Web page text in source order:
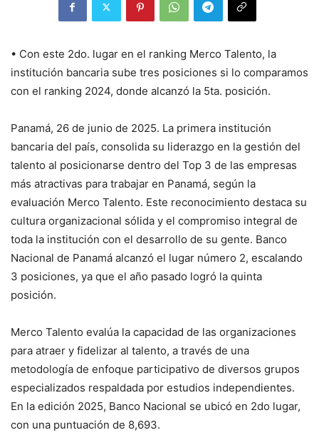
• Con este 2do. lugar en el ranking Merco Talento, la
institución bancaria sube tres posiciones si lo comparamos
con el ranking 2024, donde alcanzó la 5ta. posición.
Panamá, 26 de junio de 2025. La primera institución
bancaria del país, consolida su liderazgo en la gestión del
talento al posicionarse dentro del Top 3 de las empresas
más atractivas para trabajar en Panamá, según la
evaluación Merco Talento. Este reconocimiento destaca su
cultura organizacional sólida y el compromiso integral de
toda la institución con el desarrollo de su gente. Banco
Nacional de Panamá alcanzó el lugar número 2, escalando
3 posiciones, ya que el año pasado logró la quinta
posición.
Merco Talento evalúa la capacidad de las organizaciones
para atraer y fidelizar al talento, a través de una
metodología de enfoque participativo de diversos grupos
especializados respaldada por estudios independientes.
En la edición 2025, Banco Nacional se ubicó en 2do lugar,
con una puntuación de 8,693.